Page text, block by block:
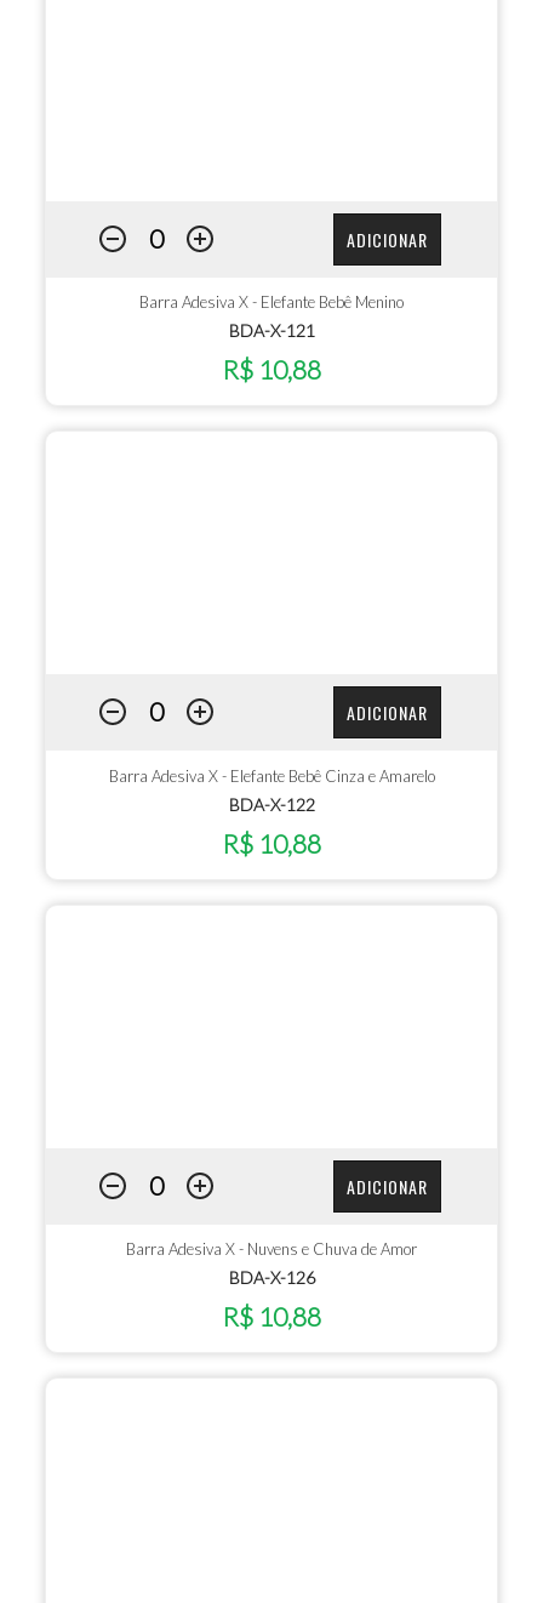
ADICIONAR
Barra Adesiva X - Elefante Bebê Menino
BDA-X-121
R$ 10,88
ADICIONAR
Barra Adesiva X - Elefante Bebê Cinza e Amarelo
BDA-X-122
R$ 10,88
ADICIONAR
Barra Adesiva X - Nuvens e Chuva de Amor
BDA-X-126
R$ 10,88